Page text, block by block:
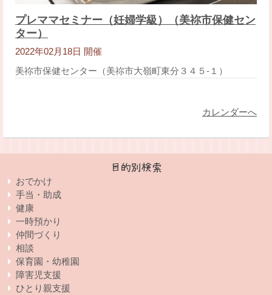
プレママセミナー（妊婦学級）（美祢市保健セン
ター）
2022年02月18日 開催
美祢市保健センター（美祢市大嶺町東分３４５-１）
カレンダーへ
目的別検索
おでかけ
手当・助成
健康
一時預かり
仲間づくり
相談
保育園・幼稚園
障害児支援
ひとり親支援